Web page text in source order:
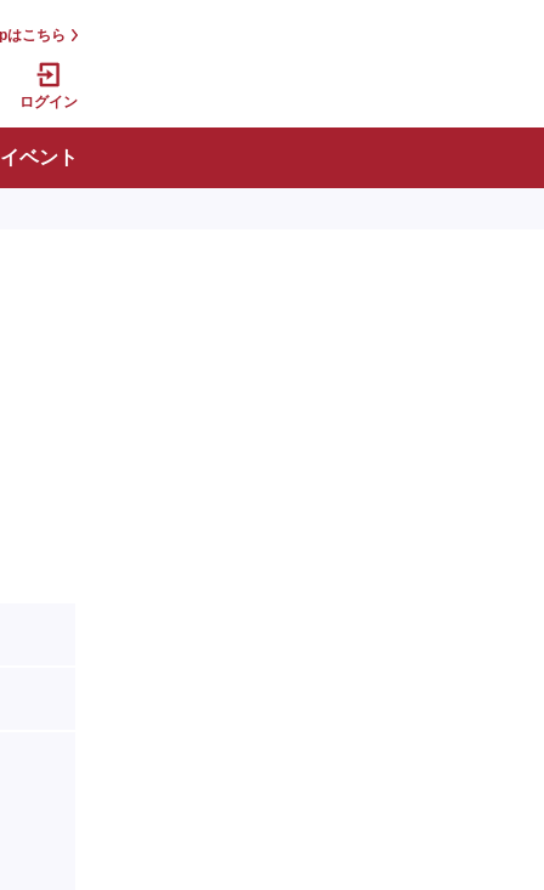
はこちら
ログイン
イベント